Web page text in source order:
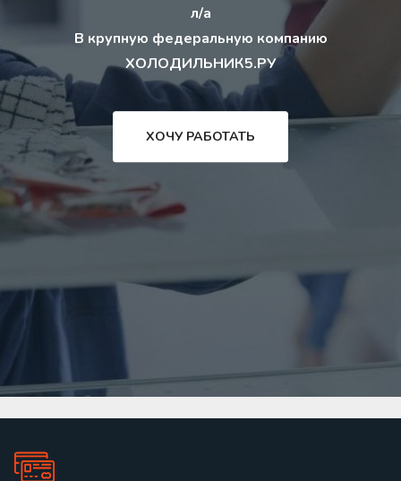
л/а
В крупную федеральную компанию
ХОЛОДИЛЬНИК5.РУ
ХОЧУ РАБОТАТЬ